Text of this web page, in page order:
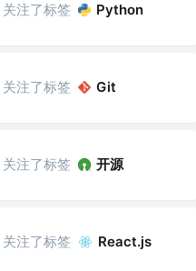
关注了标签 Python
关注了标签 Git
关注了标签 开源
关注了标签 React.js